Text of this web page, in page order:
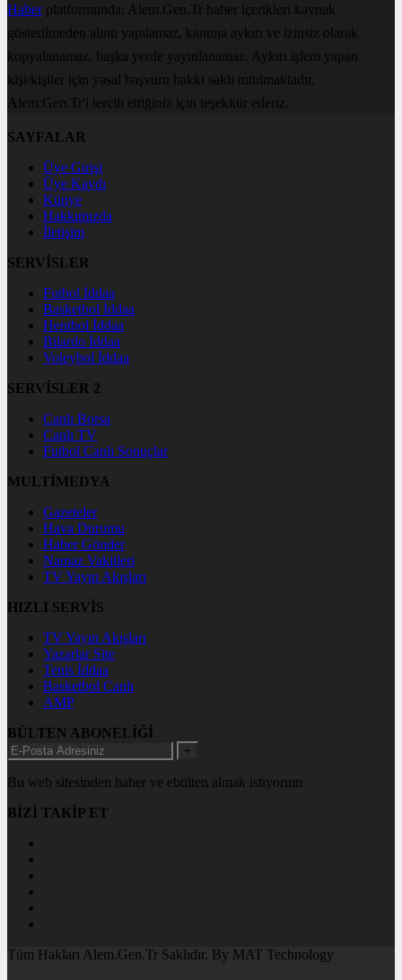
Haberplatformunda; Alem.Gen.Tr haber içerikleri kaynak
gösterilmeden alıntı yapılamaz, kanuna aykırı ve izinsiz olarak
kopyalanamaz, başka yerde yayınlanamaz. Aykırı işlem yapan
kişi/kişiler için yasal başvuru hakkı saklı tutulmaktadır.
Alem.Gen.Tr'i tercih ettiğiniz için teşekkür ederiz.
SAYFALAR
Üye Girişi
Üye Kaydı
Künye
Hakkımızda
İletişim
SERVİSLER
Futbol İddaa
Basketbol İddaa
Hentbol İddaa
Bilardo İddaa
Voleybol İddaa
SERVİSLER 2
Canlı Borsa
Canlı TV
Futbol Canlı Sonuçlar
MULTİMEDYA
Gazeteler
Hava Durumu
Haber Gönder
Namaz Vakitleri
TV Yayın Akışları
HIZLI SERVİS
TV Yayın Akışları
Yazarlar Site
Tenis İddaa
Basketbol Canlı
AMP
BÜLTEN ABONELİĞİ
+
Bu web sitesinden haber ve ebülten almak istiyorum
BİZİ TAKİP ET
Tüm Hakları Alem.Gen.Tr Saklıdır. By MAT Technology